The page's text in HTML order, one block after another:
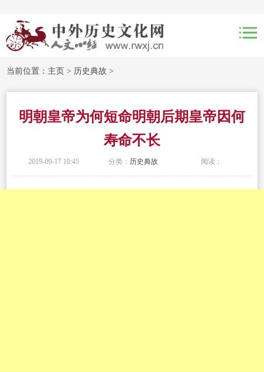
当前位置： 主页 > 历史典故 >
明朝皇帝为何短命明朝后期皇帝因何
寿命不长
2019-09-17 10:45 分类： 历史典故 阅读：